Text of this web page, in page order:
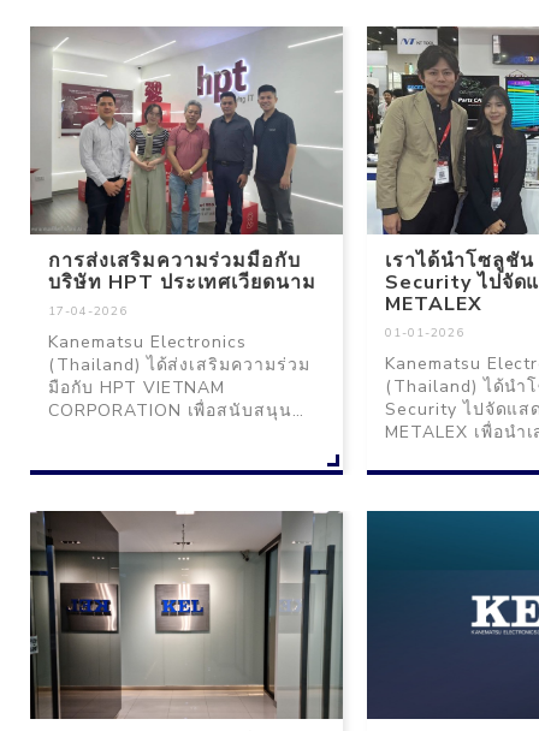
การส่งเสริมความร่วมมือกับ
บริษัท HPT ประเทศเวียดนาม
17-04-2026
Kanematsu Electronics
(Thailand) ได้ส่งเสริมความร่วม
มือกับ HPT VIETNAM
CORPORATION เพื่อสนับสนุน
ความปลอดภัยที่ล้ำสมัยของ HPT
อนาคต
เราได้นำโซลูชัน
Security ไปจัด
METALEX
01-01-2026
Kanematsu
(Thailand) ได้นำ
Security ไปจัดแส
METALEX เพื่อนำ
สำหรับโรงงานแล